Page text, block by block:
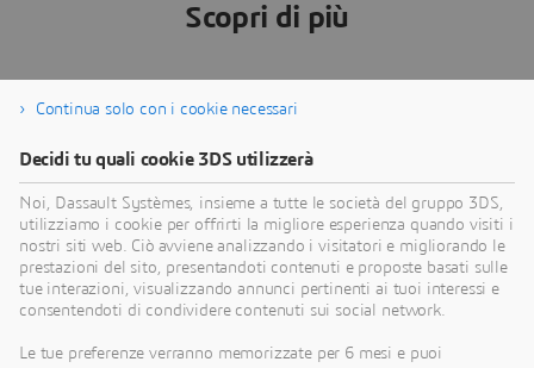
Scopri di più
L'adozione della piattaforma 3DEXPERIENCE ha
fornito agli studenti un ambiente collaborativo
basato sul cloud, rispecchiando i sistemi integrati
utilizzati dai principali innovatori industriali di oggi.
Testimonianza cliente
Continua solo con i cookie necessari
Decidi tu quali cookie 3DS utilizzerà
Noi, Dassault Systèmes, insieme a tutte le società del gruppo 3DS,
utilizziamo i cookie per offrirti la migliore esperienza quando visiti i
nostri siti web. Ciò avviene analizzando i visitatori e migliorando le
prestazioni del sito, presentandoti contenuti e proposte basati sulle
tue interazioni, visualizzando annunci pertinenti ai tuoi interessi e
consentendoti di condividere contenuti sui social network.
Le tue preferenze verranno memorizzate per 6 mesi e puoi